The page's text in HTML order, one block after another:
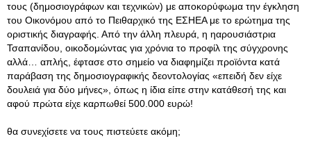
τους (δημοσιογράφων και τεχνικών) με αποκορύφωμα την έγκληση
του Οικονόμου από το Πειθαρχικό της ΕΣΗΕΑ με το ερώτημα της
οριστικής διαγραφής. Από την άλλη πλευρά, η ηαρουσιάστρια
Τσαπανίδου, οικοδομώντας για χρόνια το προφίλ της σύγχρονης
αλλά… απλής, έφτασε στο σημείο να διαφημίζει προϊόντα κατά
παράβαση της δημοσιογραφικής δεοντολογίας «επειδή δεν είχε
δουλειά για δύο μήνες», όπως η ίδια είπε στην κατάθεσή της και
αφού πρώτα είχε καρπωθεί 500.000 ευρώ!
θα συνεχίσετε να τους πιστεύετε ακόμη;